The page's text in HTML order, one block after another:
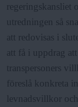
regeringskansliet
utredningen så
att redovisas i
att få i uppdrag
transpersoners
föreslå konkreta
levnadsvillkor